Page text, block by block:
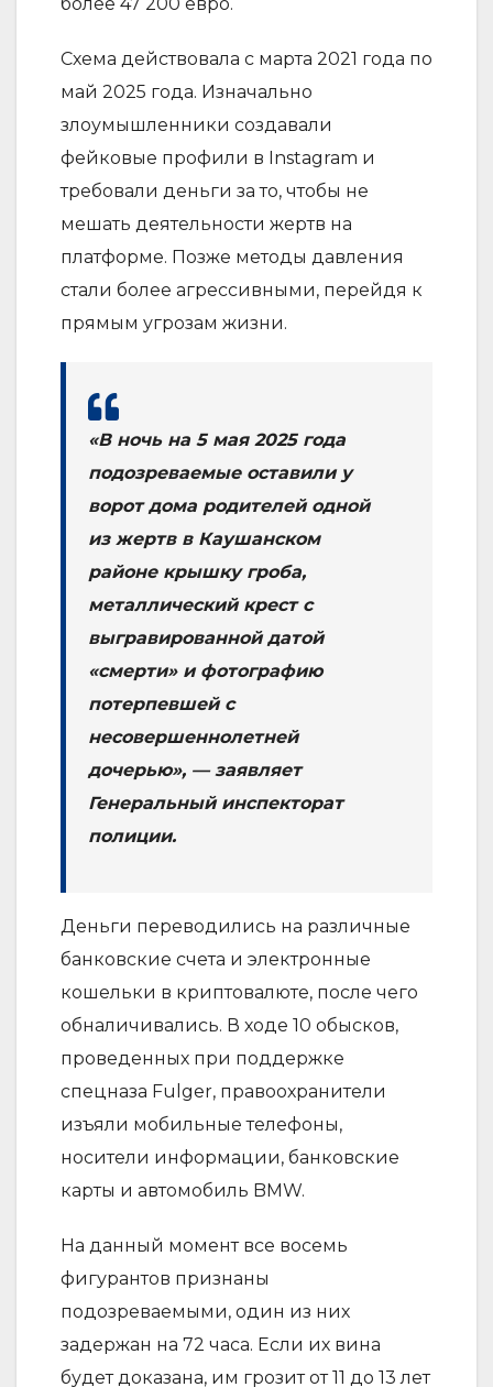
Схема действовала с марта 2021 года по
май 2025 года. Изначально
злоумышленники создавали
фейковые профили в Instagram и
требовали деньги за то, чтобы не
мешать деятельности жертв на
платформе. Позже методы давления
стали более агрессивными, перейдя к
прямым угрозам жизни.
«В ночь на 5 мая 2025 года
подозреваемые оставили у
ворот дома родителей одной
из жертв в Каушанском
районе крышку гроба,
металлический крест с
выгравированной датой
«смерти» и фотографию
потерпевшей с
несовершеннолетней
дочерью», — заявляет
Генеральный инспекторат
полиции.
Деньги переводились на различные
банковские счета и электронные
кошельки в криптовалюте, после чего
обналичивались. В ходе 10 обысков,
проведенных при поддержке
спецназа Fulger, правоохранители
изъяли мобильные телефоны,
носители информации, банковские
карты и автомобиль BMW.
На данный момент все восемь
фигурантов признаны
подозреваемыми, один из них
задержан на 72 часа. Если их вина
будет доказана, им грозит от 11 до 13 лет